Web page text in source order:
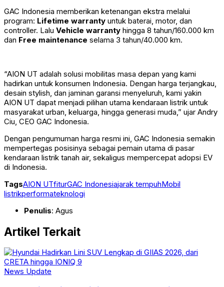
GAC Indonesia memberikan ketenangan ekstra melalui
program: Lifetime warranty untuk baterai, motor, dan
controller. Lalu Vehicle warranty hingga 8 tahun/160.000 km
dan Free maintenance selama 3 tahun/40.000 km.
“AION UT adalah solusi mobilitas masa depan yang kami
hadirkan untuk konsumen Indonesia. Dengan harga terjangkau,
desain stylish, dan jaminan garansi menyeluruh, kami yakin
AION UT dapat menjadi pilihan utama kendaraan listrik untuk
masyarakat urban, keluarga, hingga generasi muda,” ujar Andry
Ciu, CEO GAC Indonesia.
Dengan pengumuman harga resmi ini, GAC Indonesia semakin
mempertegas posisinya sebagai pemain utama di pasar
kendaraan listrik tanah air, sekaligus mempercepat adopsi EV
di Indonesia.
TagsAION UTfiturGAC Indonesiajarak tempuhMobil
listrikperformateknologi
Penulis: Agus
Artikel Terkait
News Update